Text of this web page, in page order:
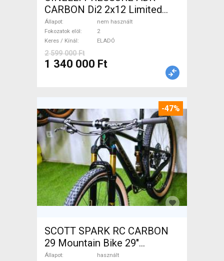
CARBON Di2 2x12 Limited
1of50 0km ÚJ! Országúti
tárcsafék nem használt
ELADÓ
Állapot
nem használt
Fokozatok elöl
2
Keres / Kínál
ELADÓ
2 599 000 Ft
1 340 000 Ft
-47%
SCOTT SPARK RC CARBON
29 Mountain Bike 29"
össztelós / fully használt
Állapot
használt